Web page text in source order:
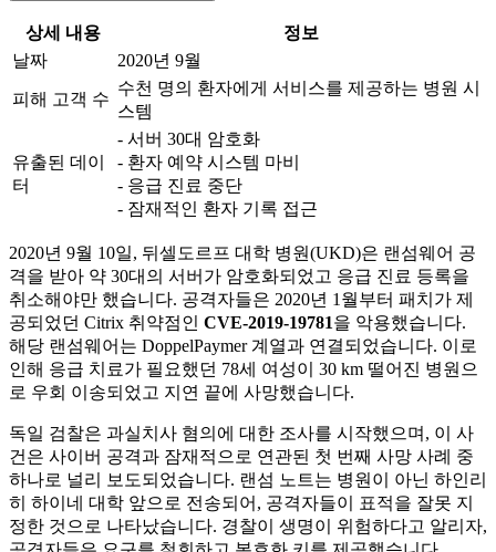
상세 내용
정보
날짜
2020년 9월
피해 고객 수
수천 명의 환자에게 서비스를 제공하는 병원 시
스템
유출된 데이
터
- 서버 30대 암호화
- 환자 예약 시스템 마비
- 응급 진료 중단
- 잠재적인 환자 기록 접근
2020년 9월 10일, 뒤셀도르프 대학 병원(UKD)은 랜섬웨어 공
격을 받아 약 30대의 서버가 암호화되었고 응급 진료 등록을
취소해야만 했습니다. 공격자들은 2020년 1월부터 패치가 제
공되었던 Citrix 취약점인 CVE-2019-19781을 악용했습니다.
해당 랜섬웨어는 DoppelPaymer 계열과 연결되었습니다. 이로
인해 응급 치료가 필요했던 78세 여성이 30 km 떨어진 병원으
로 우회 이송되었고 지연 끝에 사망했습니다.
독일 검찰은 과실치사 혐의에 대한 조사를 시작했으며, 이 사
건은 사이버 공격과 잠재적으로 연관된 첫 번째 사망 사례 중
하나로 널리 보도되었습니다. 랜섬 노트는 병원이 아닌 하인리
히 하이네 대학 앞으로 전송되어, 공격자들이 표적을 잘못 지
정한 것으로 나타났습니다. 경찰이 생명이 위험하다고 알리자,